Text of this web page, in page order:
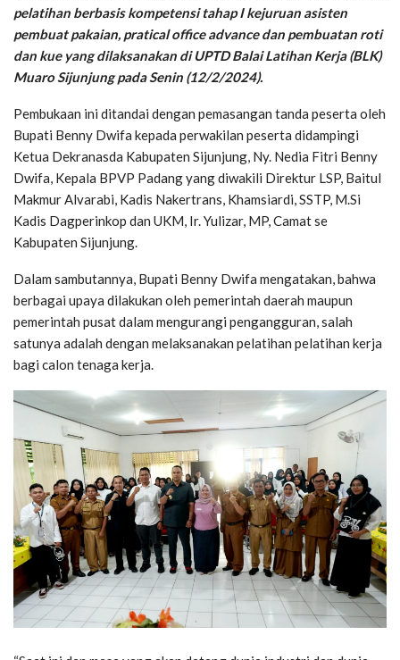
pelatihan berbasis kompetensi tahap I kejuruan asisten
pembuat pakaian, pratical office advance dan pembuatan roti
dan kue yang dilaksanakan di UPTD Balai Latihan Kerja (BLK)
Muaro Sijunjung pada Senin (12/2/2024).
Pembukaan ini ditandai dengan pemasangan tanda peserta oleh
Bupati Benny Dwifa kepada perwakilan peserta didampingi
Ketua Dekranasda Kabupaten Sijunjung, Ny. Nedia Fitri Benny
Dwifa, Kepala BPVP Padang yang diwakili Direktur LSP, Baitul
Makmur Alvarabi, Kadis Nakertrans, Khamsiardi, SSTP, M.Si
Kadis Dagperinkop dan UKM, Ir. Yulizar, MP, Camat se
Kabupaten Sijunjung.
Dalam sambutannya, Bupati Benny Dwifa mengatakan, bahwa
berbagai upaya dilakukan oleh pemerintah daerah maupun
pemerintah pusat dalam mengurangi pengangguran, salah
satunya adalah dengan melaksanakan pelatihan pelatihan kerja
bagi calon tenaga kerja.